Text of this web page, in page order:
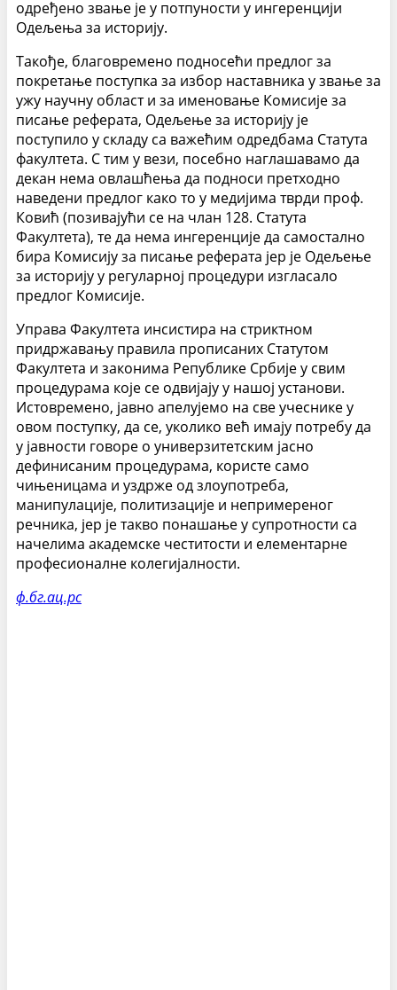
одређено звање је у потпуности у ингеренцији
Одељења за историју.
Такође, благовремено подносећи предлог за
покретање поступка за избор наставника у звање за
ужу научну област и за именовање Комисије за
писање реферата, Одељење за историју је
поступило у складу са важећим одредбама Статута
факултета. С тим у вези, посебно наглашавамо да
декан нема овлашћења да подноси претходно
наведени предлог како то у медијима тврди проф.
Ковић (позивајући се на члан 128. Статута
Факултета), те да нема ингеренције да самостално
бира Комисију за писање реферата јер је Одељење
за историју у регуларној процедури изгласало
предлог Комисије.
Управа Факултета инсистира на стриктном
придржавању правила прописаних Статутом
Факултета и законима Републике Србије у свим
процедурама које се одвијају у нашој установи.
Истовремено, јавно апелујемо на све учеснике у
овом поступку, да се, уколико већ имају потребу да
у јавности говоре о универзитетским јасно
дефинисаним процедурама, користе само
чињеницама и уздрже од злоупотреба,
манипулације, политизације и непримереног
речника, јер је такво понашање у супротности са
начелима академске честитости и елементарне
професионалне колегијалности.
ф.бг.ац.рс